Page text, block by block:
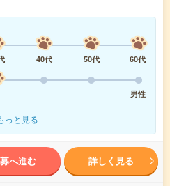
40代 50代
60代
男性
っと見る
へ進む 詳しく見る